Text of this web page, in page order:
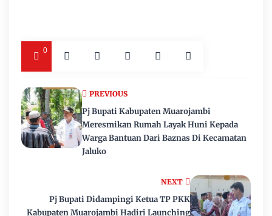
0
NEXT
Pj Bupati Didampingi Ketua TP PKK
Kabupaten Muarojambi Hadiri Launching
PREVIOUS
Pj Bupati Kabupaten Muarojambi
Meresmikan Rumah Layak Huni Kepada
Warga Bantuan Dari Baznas Di Kecamatan
Jaluko